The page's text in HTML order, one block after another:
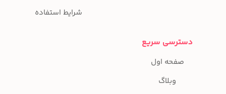
شرایط استفاده
دسترسی سریع
صفحه اول
وبلاگ